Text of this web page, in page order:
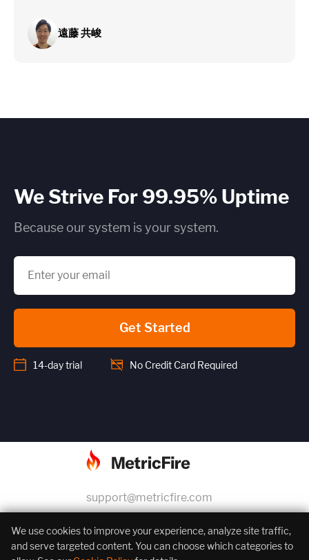
遠藤 共峻
We Strive For 99.95% Uptime
Because our system is your system.
Get Started
14-day trial No Credit Card Required
support@metricfire.com
+1 (855) 206-7352
We use cookies to improve your experience, analyze site traffic,
and serve targeted content. You can choose which categories to